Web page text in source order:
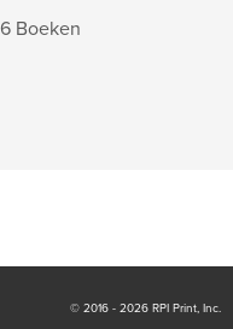
Boeken
© 2016 - 2026 RPI Print, Inc.